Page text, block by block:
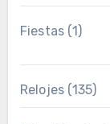
Fiestas (1)
Relojes (135)